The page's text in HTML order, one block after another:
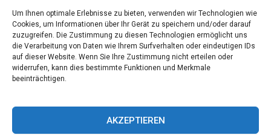
Um Ihnen optimale Erlebnisse zu bieten, verwenden wir Technologien wie
Cookies, um Informationen über Ihr Gerät zu speichern und/oder darauf
zuzugreifen. Die Zustimmung zu diesen Technologien ermöglicht uns
die Verarbeitung von Daten wie Ihrem Surfverhalten oder eindeutigen IDs
auf dieser Website. Wenn Sie Ihre Zustimmung nicht erteilen oder
widerrufen, kann dies bestimmte Funktionen und Merkmale
beeinträchtigen.
AKZEPTIEREN
Eine effiziente Sackentleerung zur Optimierung der Prozessabläufe